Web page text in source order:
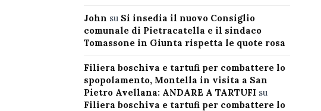
John su Si insedia il nuovo Consiglio
comunale di Pietracatella e il sindaco
Tomassone in Giunta rispetta le quote rosa
Filiera boschiva e tartufi per combattere lo
spopolamento, Montella in visita a San
Pietro Avellana: ANDARE A TARTUFI su
Filiera boschiva e tartufi per combattere lo